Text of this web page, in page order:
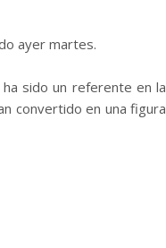
ayer martes.
sido un referente en la
convertido en una figura